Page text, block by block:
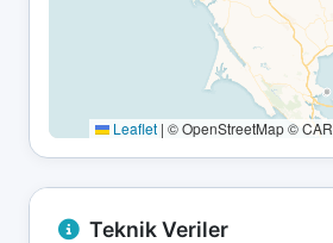
Leaflet | © OpenStreetMap ©
Teknik Veriler